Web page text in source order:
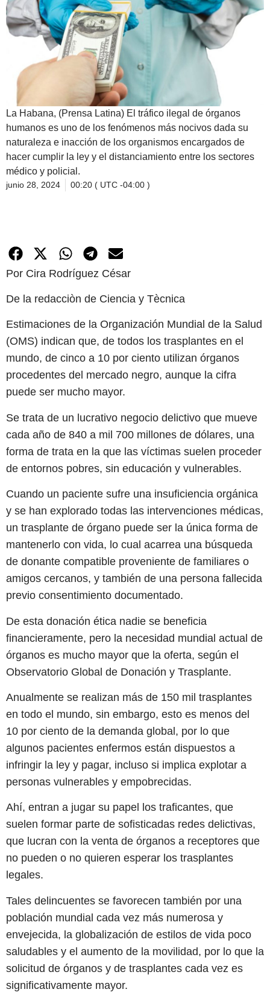
La Habana, (Prensa Latina) El tráfico ilegal de órganos
humanos es uno de los fenómenos más nocivos dada su
naturaleza e inacción de los organismos encargados de
hacer cumplir la ley y el distanciamiento entre los sectores
médico y policial.
junio 28, 2024 00:20 ( UTC -04:00 )
Por Cira Rodríguez César
De la redacciòn de Ciencia y Tècnica
Estimaciones de la Organización Mundial de la Salud
(OMS) indican que, de todos los trasplantes en el
mundo, de cinco a 10 por ciento utilizan órganos
procedentes del mercado negro, aunque la cifra
puede ser mucho mayor.
Se trata de un lucrativo negocio delictivo que mueve
cada año de 840 a mil 700 millones de dólares, una
forma de trata en la que las víctimas suelen proceder
de entornos pobres, sin educación y vulnerables.
Cuando un paciente sufre una insuficiencia orgánica
y se han explorado todas las intervenciones médicas,
un trasplante de órgano puede ser la única forma de
mantenerlo con vida, lo cual acarrea una búsqueda
de donante compatible proveniente de familiares o
amigos cercanos, y también de una persona fallecida
previo consentimiento documentado.
De esta donación ética nadie se beneficia
financieramente, pero la necesidad mundial actual de
órganos es mucho mayor que la oferta, según el
Observatorio Global de Donación y Trasplante.
Anualmente se realizan más de 150 mil trasplantes
en todo el mundo, sin embargo, esto es menos del
10 por ciento de la demanda global, por lo que
algunos pacientes enfermos están dispuestos a
infringir la ley y pagar, incluso si implica explotar a
personas vulnerables y empobrecidas.
Ahí, entran a jugar su papel los traficantes, que
suelen formar parte de sofisticadas redes delictivas,
que lucran con la venta de órganos a receptores que
no pueden o no quieren esperar los trasplantes
legales.
Tales delincuentes se favorecen también por una
población mundial cada vez más numerosa y
envejecida, la globalización de estilos de vida poco
saludables y el aumento de la movilidad, por lo que la
solicitud de órganos y de trasplantes cada vez es
significativamente mayor.